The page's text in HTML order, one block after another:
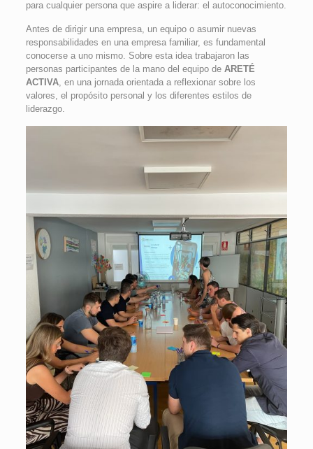
para cualquier persona que aspire a liderar: el autoconocimiento.
Antes de dirigir una empresa, un equipo o asumir nuevas
responsabilidades en una empresa familiar, es fundamental
conocerse a uno mismo. Sobre esta idea trabajaron las
personas participantes de la mano del equipo de ARETÉ
ACTIVA, en una jornada orientada a reflexionar sobre los
valores, el propósito personal y los diferentes estilos de
liderazgo.